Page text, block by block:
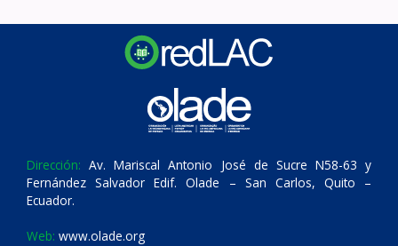
Dirección: Av. Mariscal Antonio José de Sucre N58-63 y
Fernández Salvador Edif. Olade – San Carlos, Quito –
Ecuador.
Web: www.olade.org